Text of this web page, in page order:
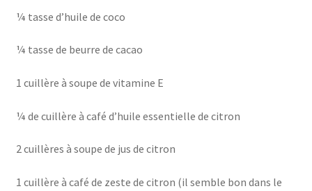
¼ tasse d’huile de coco
¼ tasse de beurre de cacao
1 cuillère à soupe de vitamine E
¼ de cuillère à café d’huile essentielle de citron
2 cuillères à soupe de jus de citron
1 cuillère à café de zeste de citron (il semble bon dans le